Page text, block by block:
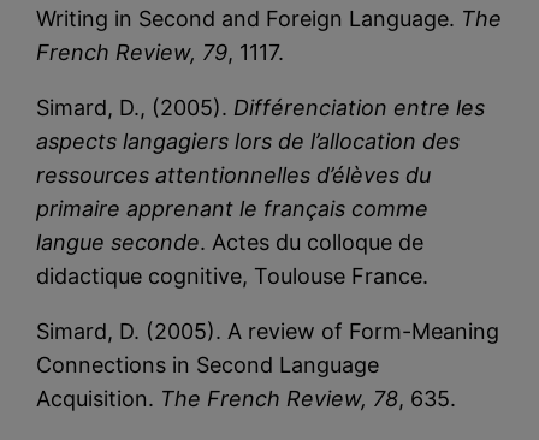
Writing in Second and Foreign Language. The
French Review, 79, 1117.
Simard, D., (2005). Différenciation entre les
aspects langagiers lors de l’allocation des
ressources attentionnelles d’élèves du
primaire apprenant le français comme
langue seconde. Actes du colloque de
didactique cognitive, Toulouse France.
Simard, D. (2005). A review of Form-Meaning
Connections in Second Language
Acquisition. The French Review, 78, 635.